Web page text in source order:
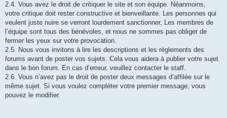
2.4. Vous avez le droit de critiquer le site et son équipe. Néanmoins,
votre critique doit rester constructive et bienveillante. Les personnes qui
veulent juste nuire se verront lourdement sanctionner. Les membres de
l’équipe sont tous des bénévoles, et nous ne sommes pas obliger de
fermer les yeux sur votre provocation.
2.5. Nous vous invitons à lire les descriptions et les règlements des
forums avant de poster vos sujets. Cela vous aidera à publier votre sujet
dans le bon forum. En cas d’erreur, veuillez contacter le staff.
2.6. Vous n’avez pas le droit de poster deux messages d’affilée sur le
même sujet. Si vous voulez compléter votre premier message, vous
pouvez le modifier.